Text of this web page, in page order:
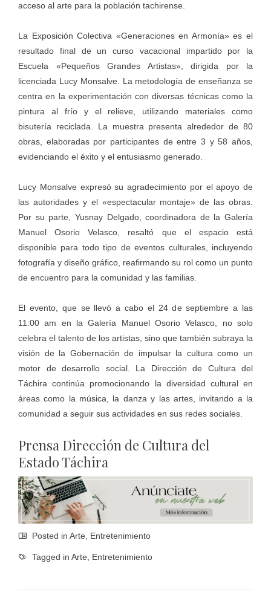
acceso al arte para la población tachirense.
La Exposición Colectiva «Generaciones en Armonía» es el
resultado final de un curso vacacional impartido por la
Escuela «Pequeños Grandes Artistas», dirigida por la
licenciada Lucy Monsalve. La metodología de enseñanza se
centra en la experimentación con diversas técnicas como la
pintura al frío y el relieve, utilizando materiales como
bisutería reciclada. La muestra presenta alrededor de 80
obras, elaboradas por participantes de entre 3 y 58 años,
evidenciando el éxito y el entusiasmo generado.
Lucy Monsalve expresó su agradecimiento por el apoyo de
las autoridades y el «espectacular montaje» de las obras.
Por su parte, Yusnay Delgado, coordinadora de la Galería
Manuel Osorio Velasco, resaltó que el espacio está
disponible para todo tipo de eventos culturales, incluyendo
fotografía y diseño gráfico, reafirmando su rol como un punto
de encuentro para la comunidad y las familias.
El evento, que se llevó a cabo el 24 de septiembre a las
11:00 am en la Galería Manuel Osorio Velasco, no solo
celebra el talento de los artistas, sino que también subraya la
visión de la Gobernación de impulsar la cultura como un
motor de desarrollo social. La Dirección de Cultura del
Táchira continúa promocionando la diversidad cultural en
áreas como la música, la danza y las artes, invitando a la
comunidad a seguir sus actividades en sus redes sociales.
‎Prensa Dirección de Cultura del
Estado Táchira
Posted in Arte Entretenimiento
Tagged in Arte Entretenimiento